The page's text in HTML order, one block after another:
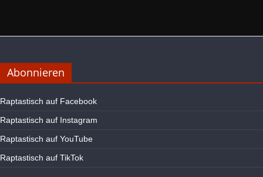
Abonnieren
Raptastisch auf Facebook
Raptastisch auf Instagram
Raptastisch auf YouTube
Raptastisch auf TikTok